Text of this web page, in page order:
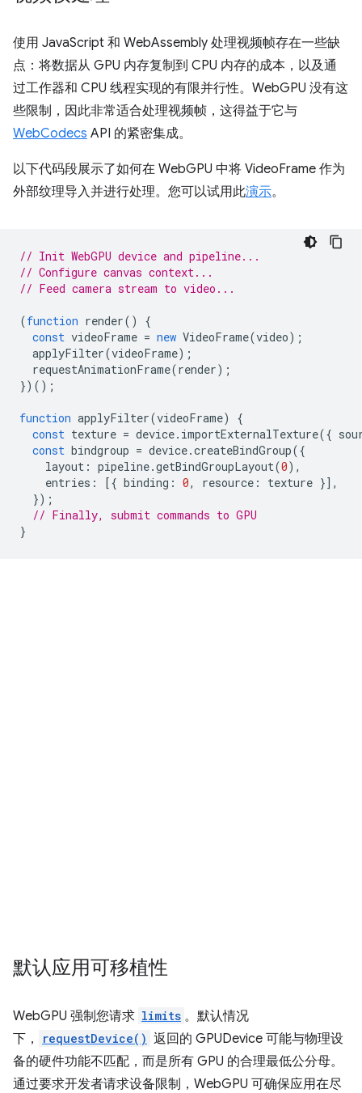
使用 JavaScript 和 WebAssembly 处理视频帧存在一些缺
点：将数据从 GPU 内存复制到 CPU 内存的成本，以及通
过工作器和 CPU 线程实现的有限并行性。WebGPU 没有这
些限制，因此非常适合处理视频帧，这得益于它与
WebCodecs API 的紧密集成。
以下代码段展示了如何在 WebGPU 中将 VideoFrame 作为
外部纹理导入并进行处理。您可以试用此演示。
// Init WebGPU device and pipeline...
// Configure canvas context...
// Feed camera stream to video...
(function render()
{
const videoFrame = new VideoFrame(video);
applyFilter(videoFrame);
requestAnimationFrame(render);
})();
function applyFilter(videoFrame)
{
const texture = device. importExternalTexture({
const bindgroup = device.createBindGroup({
layout : pipeline.getBindGroupLayout(0),
entries : [{ binding : 0, resource : texture }],
});
// Finally, submit commands to GPU
}
默认应用可移植性
WebGPU 强制您请求 limits 。默认情况
下，
requestDevice() 返回的 GPUDevice 可能与物理设
备的硬件功能不匹配，而是所有 GPU 的合理最低公分母。
通过要求开发者请求设备限制，WebGPU 可确保应用在尽